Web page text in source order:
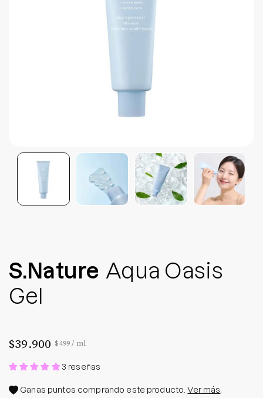
Protector Solar en Barra No.1
Rastrear mi Pedido
Parches para manchitas pos acné
S.Nature Aqua Oasis
Gel
$39.900 Precio por unidad
$499 /por
ml
3 reseñas
Ganas puntos comprando este producto.Ver más